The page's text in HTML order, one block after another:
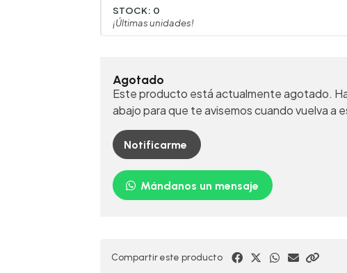
STOCK: 0
¡Últimas unidades!
Agotado
Este producto está actualmente agotado.
abajo para que te avisemos cuando vuelva a
Notificarme
Mándanos un mensaje
Compartir este producto